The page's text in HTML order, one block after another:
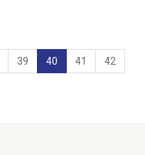
39 40 41 42